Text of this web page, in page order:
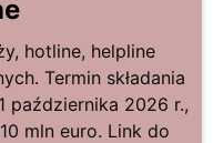
hotline, helpline
Termin składania
października 2026 r.,
mln euro. Link do